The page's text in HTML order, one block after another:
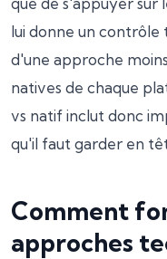
lui donne un contrôle
d'une approche
natives de chaque
vs natif inclut donc
qu'il faut garder en
Comment
approches